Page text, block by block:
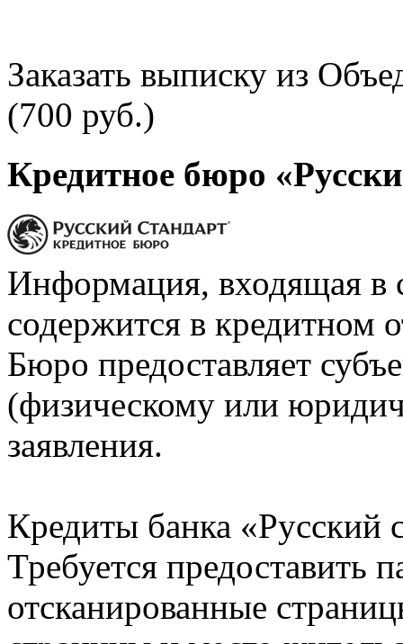
Заказать выписку из
(700 руб.)
Кредитное бюро
Информация, входящая в
содержится в кредитном
Бюро предоставляет
(физическому или
заявления.
Кредиты банка «Русский
Требуется предоставить
отсканированные